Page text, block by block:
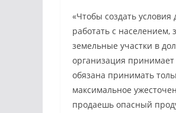
«Чтобы создать
работать с населением,
земельные участки в
организация принимает
обязана принимать
максимальное
продаешь опасный